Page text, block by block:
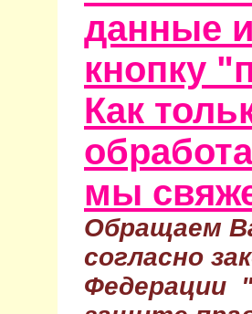
данные
кнопку
Как
мы
Обращаем
согласно
Федерации